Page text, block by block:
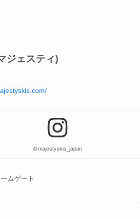
ジェスティ)
＠majestyskis_japan
ムゲート